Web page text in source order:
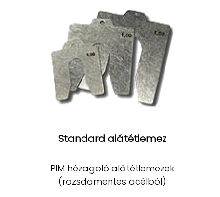
Standard alátétlemez
PIM hézagoló alátétlemezek
(rozsdamentes acélból)